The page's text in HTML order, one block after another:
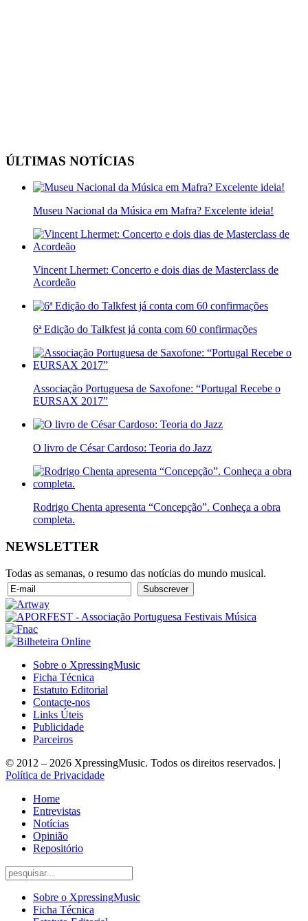
ÚLTIMAS NOTÍCIAS
Museu Nacional da Música em Mafra? Excelente ideia!
Vincent Lhermet: Concerto e dois dias de Masterclass de
Acordeão
6ª Edição do Talkfest já conta com 60 confirmações
Associação Portuguesa de Saxofone: “Portugal Recebe o
EURSAX 2017”
O livro de César Cardoso: Teoria do Jazz
Rodrigo Chenta apresenta “Concepção”. Conheça a obra
completa.
NEWSLETTER
Todas as semanas, o resumo das notícias do mundo musical.
Sobre o XpressingMusic
Ficha Técnica
Estatuto Editorial
Contacte-nos
Links Úteis
Publicidade
Parceiros
© 2012 – 2026 XpressingMusic. Todos os direitos reservados. |
Política de Privacidade
Home
Entrevistas
Notícias
Opinião
Repositório
Sobre o XpressingMusic
Ficha Técnica